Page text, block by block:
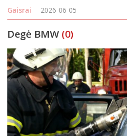
nutrūkęs elektros laidas, iškviesti
išdegė 30 a miško pa
Gaisrai 2026-06-05
Degė BMW (0)